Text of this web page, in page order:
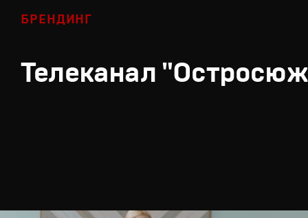
БРЕНДИНГ
Телеканал